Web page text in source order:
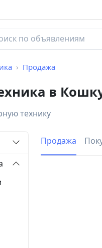
Продажа
в
технику
Продажа